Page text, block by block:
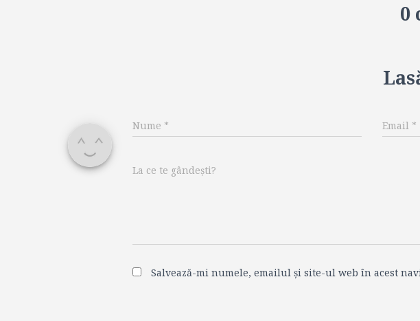
0
Nume * Email *
La ce te gândești?
Salvează-mi numele, emailul și site-ul web în acest